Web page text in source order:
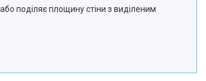
поділяє площину стіни з виділеним